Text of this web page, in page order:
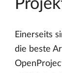
Einerseits
die beste